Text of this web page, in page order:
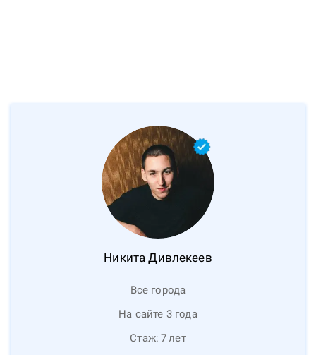
Никита Дивлекеев
Все города
На сайте 3 года
Стаж: 7лет